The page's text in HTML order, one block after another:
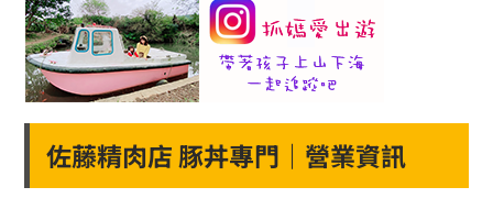
佐藤精肉店 豚丼專門｜營業資訊